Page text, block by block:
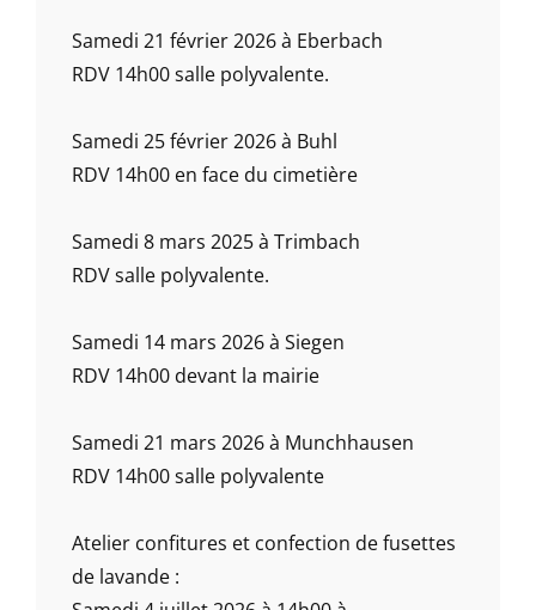
Samedi 21 février 2026 à Eberbach
RDV 14h00 salle polyvalente.
Samedi 25 février 2026 à Buhl
RDV 14h00 en face du cimetière
Samedi 8 mars 2025 à Trimbach
RDV salle polyvalente.
Samedi 14 mars 2026 à Siegen
RDV 14h00 devant la mairie
Samedi 21 mars 2026 à Munchhausen
RDV 14h00 salle polyvalente
Atelier confitures et confection de fusettes
de lavande :